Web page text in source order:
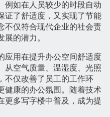
例如在人员较少的时段自动
证了舒适度，又实现了节能
不仅符合现代企业的社会责
的潜力。
应用在提升办公空间舒适度
从空气质量、温湿度、光照
不仅改善了员工的工作环
健康的办公氛围。随着技术
更多写字楼中普及，成为提